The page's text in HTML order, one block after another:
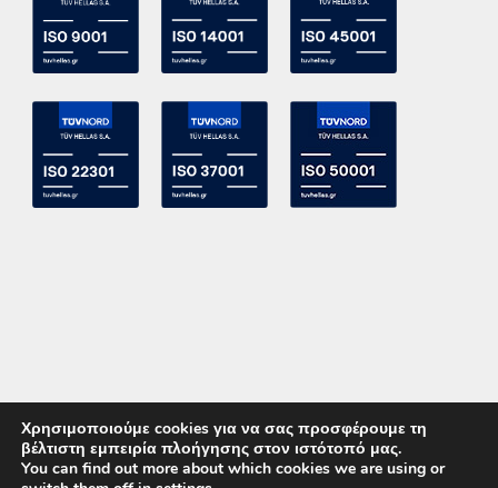
Χρησιμοποιούμε cookies για να σας προσφέρουμε τη
βέλτιστη εμπειρία πλοήγησης στον ιστότοπό μας.
You can find out more about which cookies we are using or